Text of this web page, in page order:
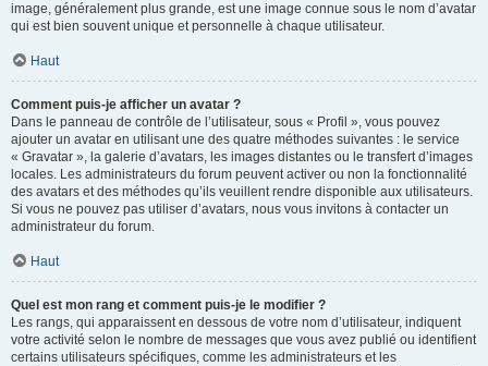
image, généralement plus grande, est une image connue sous le nom d’avatar
qui est bien souvent unique et personnelle à chaque utilisateur.
Haut
Comment puis-je afficher un avatar ?
Dans le panneau de contrôle de l’utilisateur, sous « Profil », vous pouvez
ajouter un avatar en utilisant une des quatre méthodes suivantes : le service
« Gravatar », la galerie d’avatars, les images distantes ou le transfert d’images
locales. Les administrateurs du forum peuvent activer ou non la fonctionnalité
des avatars et des méthodes qu’ils veuillent rendre disponible aux utilisateurs.
Si vous ne pouvez pas utiliser d’avatars, nous vous invitons à contacter un
administrateur du forum.
Haut
Quel est mon rang et comment puis-je le modifier ?
Les rangs, qui apparaissent en dessous de votre nom d’utilisateur, indiquent
votre activité selon le nombre de messages que vous avez publié ou identifient
certains utilisateurs spécifiques, comme les administrateurs et les